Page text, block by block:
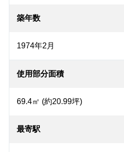
築年数
1974年2月
使用部分面積
69.4㎡ (約20.99坪)
最寄駅